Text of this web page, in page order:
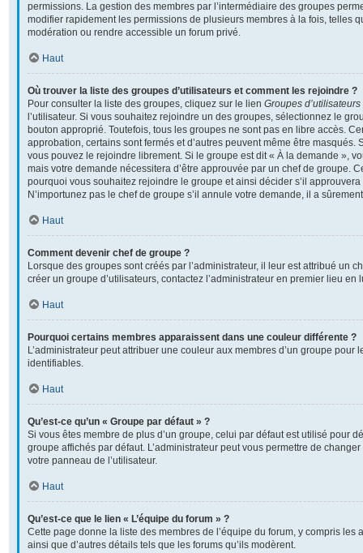
permissions. La gestion des membres par l’intermédiaire des groupes
modifier rapidement les permissions de plusieurs membres à la fois, telles
modération ou rendre accessible un forum privé.
Haut
Où trouver la liste des groupes d’utilisateurs et comment les rejoindre ?
Pour consulter la liste des groupes, cliquez sur le lien Groupes d’utilisateurs
l’utilisateur. Si vous souhaitez rejoindre un des groupes, sélectionnez le
bouton approprié. Toutefois, tous les groupes ne sont pas en libre accès.
approbation, certains sont fermés et d’autres peuvent même être masqués.
vous pouvez le rejoindre librement. Si le groupe est dit « À la demande »,
mais votre demande nécessitera d’être approuvée par un chef de groupe.
pourquoi vous souhaitez rejoindre le groupe et ainsi décider s’il
N’importunez pas le chef de groupe s’il annule votre demande, il a
Haut
Comment devenir chef de groupe ?
Lorsque des groupes sont créés par l’administrateur, il leur est attribué un
créer un groupe d’utilisateurs, contactez l’administrateur en premier lieu
Haut
Pourquoi certains membres apparaissent dans une couleur différente ?
L’administrateur peut attribuer une couleur aux membres d’un groupe pour
identifiables.
Haut
Qu’est-ce qu’un « Groupe par défaut » ?
Si vous êtes membre de plus d’un groupe, celui par défaut est utilisé pour
groupe affichés par défaut. L’administrateur peut vous permettre de
votre panneau de l’utilisateur.
Haut
Qu’est-ce que le lien « L’équipe du forum » ?
Cette page donne la liste des membres de l’équipe du forum, y compris les
ainsi que d’autres détails tels que les forums qu’ils modèrent.